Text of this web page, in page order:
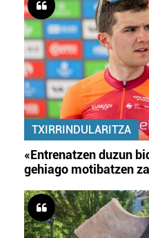
TXIRRINDULARITZA
«Entrenatzen duzun
gehiago motibatzen